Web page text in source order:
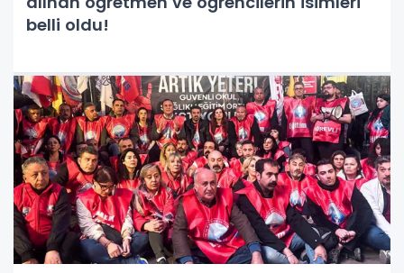
belli oldu!